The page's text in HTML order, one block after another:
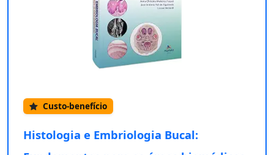
Custo-benefício
Histologia e Embriologia Bucal: